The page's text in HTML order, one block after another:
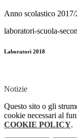
Anno scolastico
laboratori-scuola-
Laboratori 2018
Notizie
Questo sito o gli
cookie necessari al
COOKIE POLICY.